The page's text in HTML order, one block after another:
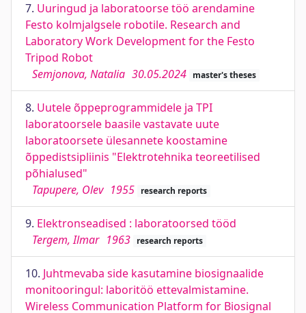
7. Uuringud ja laboratoorse töö arendamine
Festo kolmjalgsele robotile. Research and
Laboratory Work Development for the Festo
Tripod Robot
Semjonova, Natalia 30.05.2024 master's theses
8. Uutele õppeprogrammidele ja TPI
laboratoorsele baasile vastavate uute
laboratoorsete ülesannete koostamine
õppedistsipliinis "Elektrotehnika teoreetilised
põhialused"
Tapupere, Olev 1955 research reports
9. Elektronseadised : laboratoorsed tööd
Tergem, Ilmar 1963 research reports
10. Juhtmevaba side kasutamine biosignaalide
monitooringul: laboritöö ettevalmistamine.
Wireless Communication Platform for Biosignal